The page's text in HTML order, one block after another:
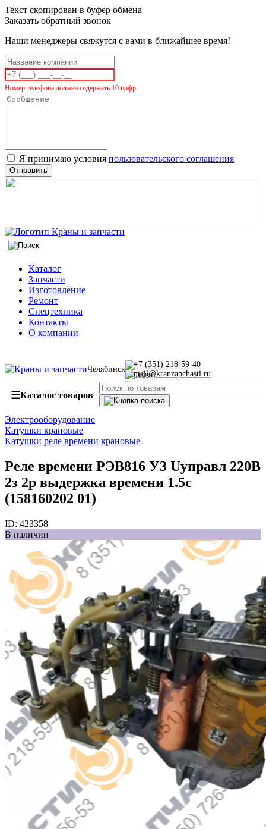
Текст скопирован в буфер обмена
Заказать обратный звонок
Наши менеджеры свяжутся с вами в ближайшее время!
Номер телефона должен содержать 10 цифр.
Я принимаю условия пользовательского соглашения
Отправить
Каталог
Запчасти
Изготовление
Ремонт
Спецтехника
Контакты
О компании
Челябинск
+7 (351) 218-59-40
mail@kranzapchasti.ru
☰Каталог товаров
Электрооборудование
Катушки крановые
Катушки реле времени крановые
Реле времени РЭВ816 У3 Uуправл 220В
2з 2р выдержка времени 1.5с
(158160202 01)
ID: 423358
В наличии